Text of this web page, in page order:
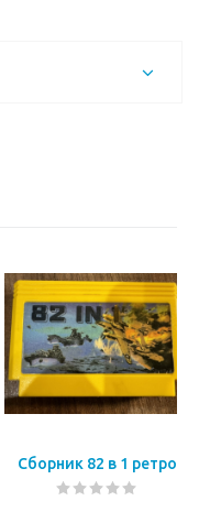
Сборник 82 в 1 ретро